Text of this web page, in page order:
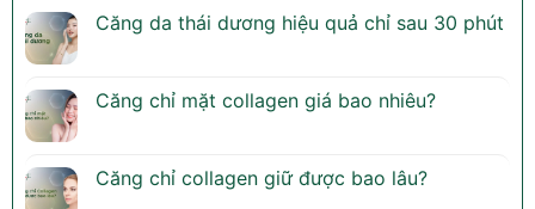
Căng da thái dương hiệu quả chỉ sau 30 phút
Căng chỉ mặt collagen giá bao nhiêu?
Căng chỉ collagen giữ được bao lâu?